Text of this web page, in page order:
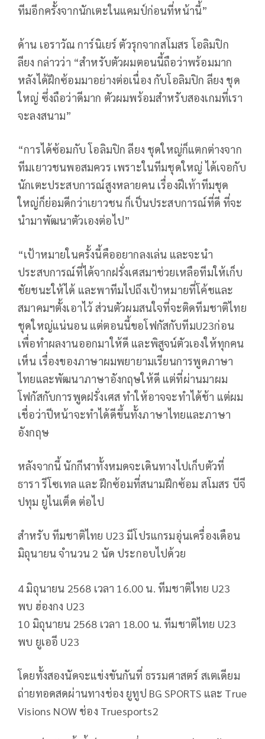
ทีมอีกครั้งจากนักเตะในแคมป์ก่อนที่หน้านี้”
ด้าน เอราวัณ การ์นิเยร์ ตัวรุกจากสโมสร โอลิมปิก
ลียง กล่าวว่า “สำหรับตัวผมตอนนี้ถือว่าพร้อมมาก
หลังได้ฝึกซ้อมมาอย่างต่อเนื่อง กับโอลิมปิก ลียง ชุด
ใหญ่ ซึ่งถือว่าดีมาก ตัวผมพร้อมสำหรับสองเกมที่เรา
จะลงสนาม”
“การได้ซ้อมกับ โอลิมปิก ลียง ชุดใหญ่ก็แตกต่างจาก
ทีมเยาวชนพอสมควร เพราะในทีมชุดใหญ่ ได้เจอกับ
นักเตะประสบการณ์สูงหลายคน เรื่องฝีเท้าทีมชุด
ใหญ่ก็ย่อมดีกว่าเยาวชน ก็เป็นประสบการณ์ที่ดี ที่จะ
นำมาพัฒนาตัวเองต่อไป”
“เป้าหมายในครั้งนี้คืออยากลงเล่น และจะนำ
ประสบการณ์ที่ได้จากฝรั่งเศสมาช่วยเหลือทีมให้เก็บ
ชัยชนะให้ได้ และพาทีมไปถึงเป้าหมายที่โค้ชและ
สมาคมฯตั้งเอาไว้ ส่วนตัวผมสนใจที่จะติดทีมชาติไทย
ชุดใหญ่แน่นอน แต่ตอนนี้ขอโฟกัสกับทีมU23ก่อน
เพื่อทำผลงานออกมาให้ดี และพิสูจน์ตัวเองให้ทุกคน
เห็น เรื่องของภาษาผมพยายามเรียนการพูดภาษา
ไทยและพัฒนาภาษาอังกฤษให้ดี แต่ที่ผ่านมาผม
โฟกัสกับการพูดฝรั่งเศส ทำให้อาจจะทำได้ช้า แต่ผม
เชื่อว่าปีหน้าจะทำได้ดีขึ้นทั้งภาษาไทยและภาษา
อังกฤษ
หลังจากนี้ นักกีฬาทั้งหมดจะเดินทางไปเก็บตัวที่
ธารา รีโซเทล และ ฝึกซ้อมที่สนามฝึกซ้อม สโมสร บีจี
ปทุม ยูไนเต็ด ต่อไป
สำหรับ ทีมชาติไทย U23 มีโปรแกรมอุ่นเครื่องเดือน
มิถุนายน จำนวน 2 นัด ประกอบไปด้วย
4 มิถุนายน 2568 เวลา 16.00 น. ทีมชาติไทย U23
พบ ฮ่องกง U23
10 มิถุนายน 2568 เวลา 18.00 น. ทีมชาติไทย U23
พบ ยูเออี U23
โดยทั้งสองนัดจะแข่งขันกันที่ ธรรมศาสตร์ สเตเดียม
ถ่ายทอดสดผ่านทางช่อง ยูทูป BG SPORTS และ True
Visions NOW ช่อง Truesports2